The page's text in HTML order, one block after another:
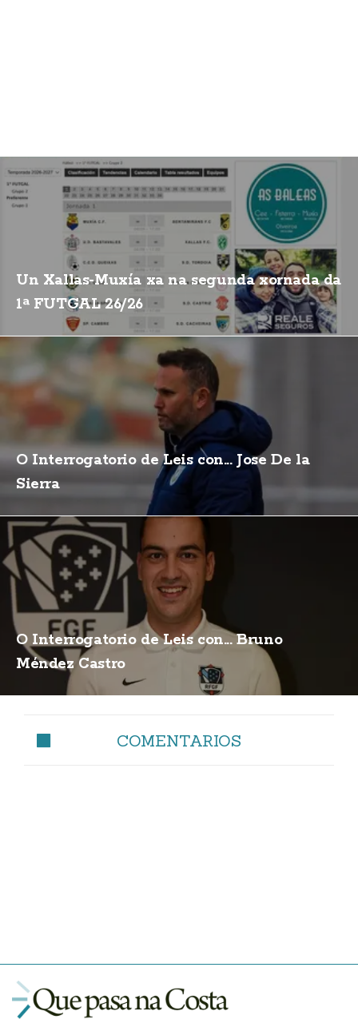
Un Xallas-Muxía xa na segunda xornada da
1ª FUTGAL 26/26
O Interrogatorio de Leis con... Jose De la
Sierra
O Interrogatorio de Leis con... Bruno
Méndez Castro
COMENTARIOS